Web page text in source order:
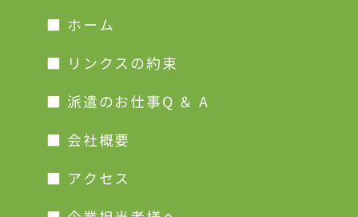
■ ホーム
■ リンクスの約束
■ 派遣のお仕事Q ＆ A
■ 会社概要
■ アクセス